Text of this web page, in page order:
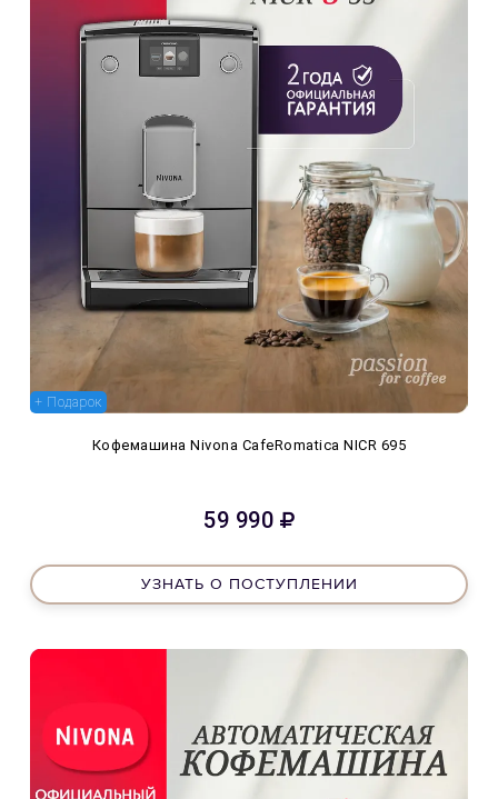
+ Подарок
Кофемашина Nivona CafeRomatica NICR 695
59 990
УЗНАТЬ О ПОСТУПЛЕНИИ